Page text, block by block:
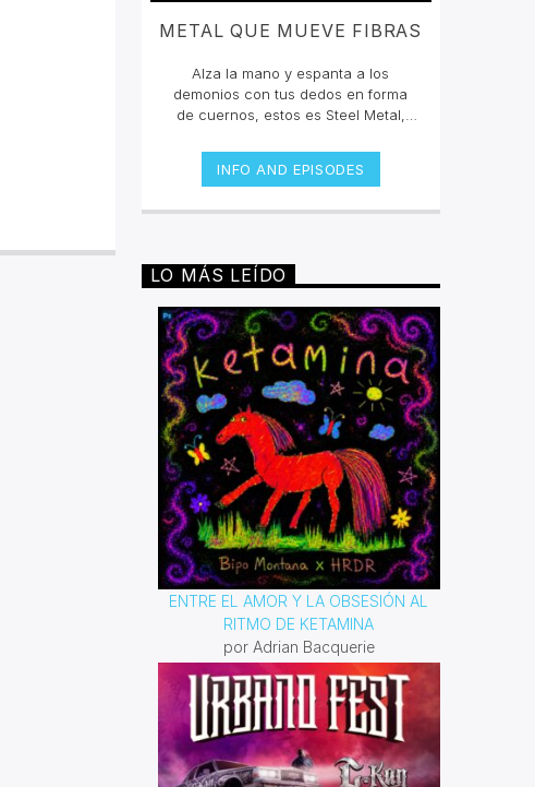
METAL QUE MUEVE FIBRAS
Alza la mano y espanta a los
demonios con tus dedos en forma
de cuernos, estos es Steel Metal,
pit con los grandes clásicos y los
estrenos del Rock Metal, Trash
Metal, Doom, Stoner, Nu Metal, Glam
Metal Progresivo ¡y más
ruido!Miércoles 6pm a 8 pm |
invencible.net
INFO AND EPISODES
LO MÁS LEÍDO
ENTRE EL AMOR Y LA OBSESIÓN AL
RITMO DE KETAMINA
por Adrian Bacquerie